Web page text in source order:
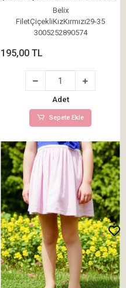
Belix
FiletÇiçekliKızKırmızı29-35
3005252890574
195,00 TL
Adet
Sepete Ekle